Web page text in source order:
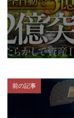
前の記事